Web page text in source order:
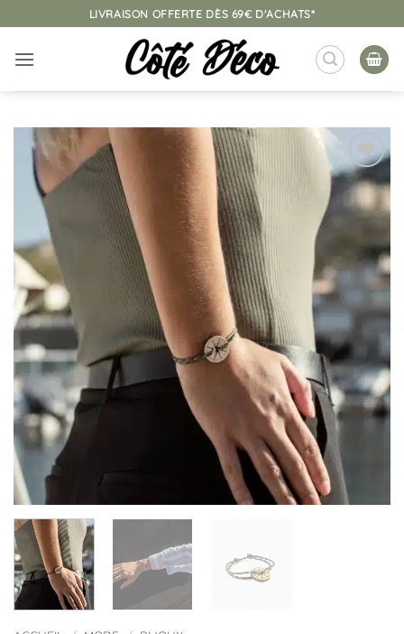
au
contenu
LIVRAISON OFFERTE DÈS 69€ D'ACHATS*
Ajouter
à la
liste